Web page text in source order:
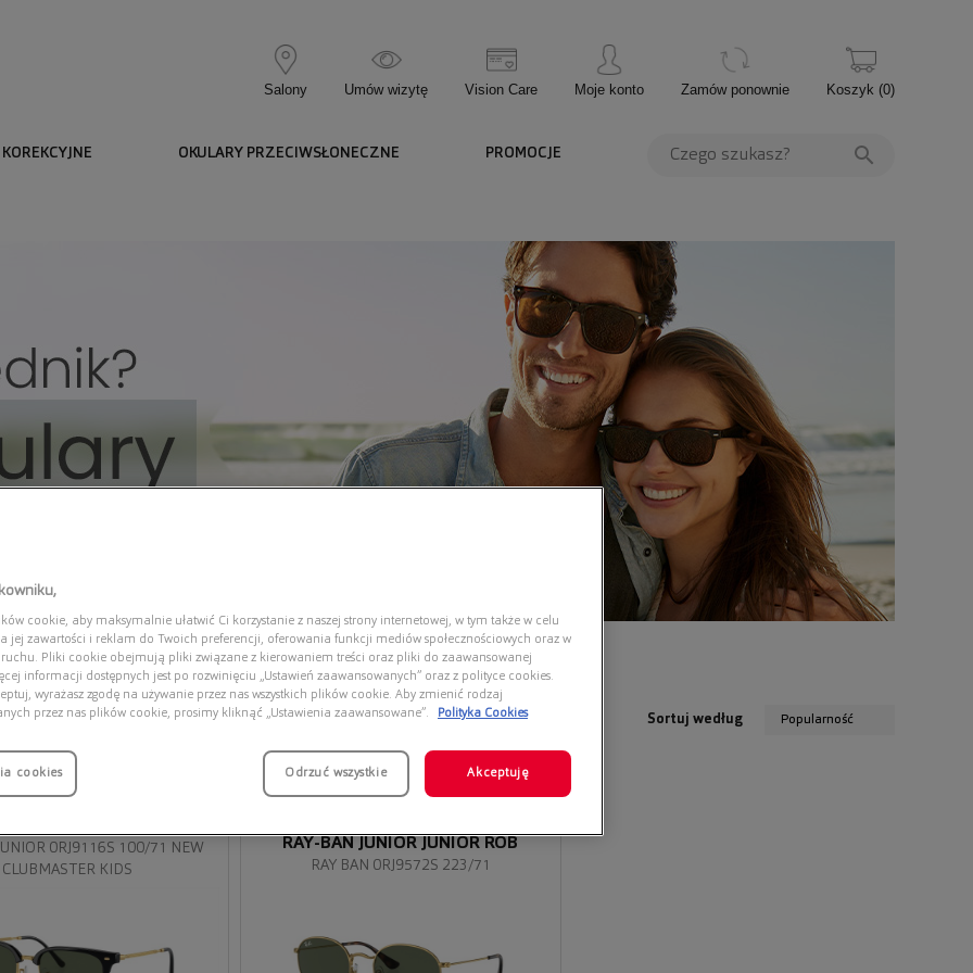
Salony Umów wizytę Vision Care Moje konto Zamów ponownie Koszyk (0)
OKULARY PRZECIWSŁONECZNE PROMOCJE
Sortuj według Popularność
0RJ9116S 100/71 NEW
CLUBMASTER KIDS
Przymierz
wirtualnie
RAY BAN 0RJ9572S 223/71
RAY-BAN JUNIOR JUNIOR ROB
cookie, aby maksymalnie ułatwić Ci korzystanie z naszej strony internetowej, w tym także w celu
jej zawartości i reklam do Twoich preferencji, oferowania funkcji mediów społecznościowych oraz w
Pliki cookie obejmują pliki związane z kierowaniem treści oraz pliki do zaawansowanej
informacji dostępnych jest po rozwinięciu „Ustawień zaawansowanych” oraz z polityce cookies.
wyrażasz zgodę na używanie przez nas wszystkich plików cookie. Aby zmienić rodzaj
przez nas plików cookie, prosimy kliknąć „Ustawienia zaawansowane”.
Polityka Cookies
cookies Odrzuć wszystkie Akceptuję